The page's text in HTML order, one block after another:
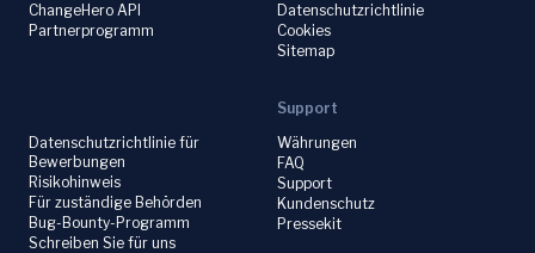
ChangeHero API
Partnerprogramm
Datenschutzrichtlinie
Cookies
Sitemap
Datenschutzrichtlinie für
Bewerbungen
Risikohinweis
Für zuständige Behörden
Bug-Bounty-Programm
Schreiben Sie für uns
Support
Währungen
FAQ
Support
Kundenschutz
Pressekit